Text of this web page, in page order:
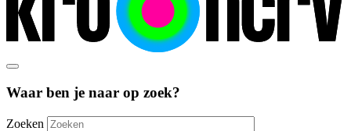
Waar ben je naar op zoek?
Zoeken